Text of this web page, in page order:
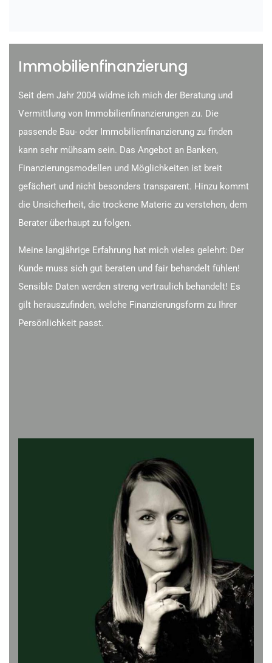
Immobilienfinanzierung
Seit dem Jahr 2004 widme ich mich der Beratung und
Vermittlung von Immobilienfinanzierungen zu. Die
passende Bau- oder Immobilienfinanzierung zu finden
kann sehr mühsam sein. Das Angebot an Banken,
Finanzierungsmodellen und Möglichkeiten ist breit
gefächert und nicht besonders transparent. Hinzu kommt
die Unsicherheit, die trockene Materie zu verstehen, dem
Berater überhaupt zu folgen.
Meine langjährige Erfahrung hat mich vieles gelehrt: Der
Kunde muss sich gut beraten und fair behandelt fühlen!
Sensible Daten werden streng vertraulich behandelt! Es
gilt herauszufinden, welche Finanzierungsform zu Ihrer
Persönlichkeit passt.